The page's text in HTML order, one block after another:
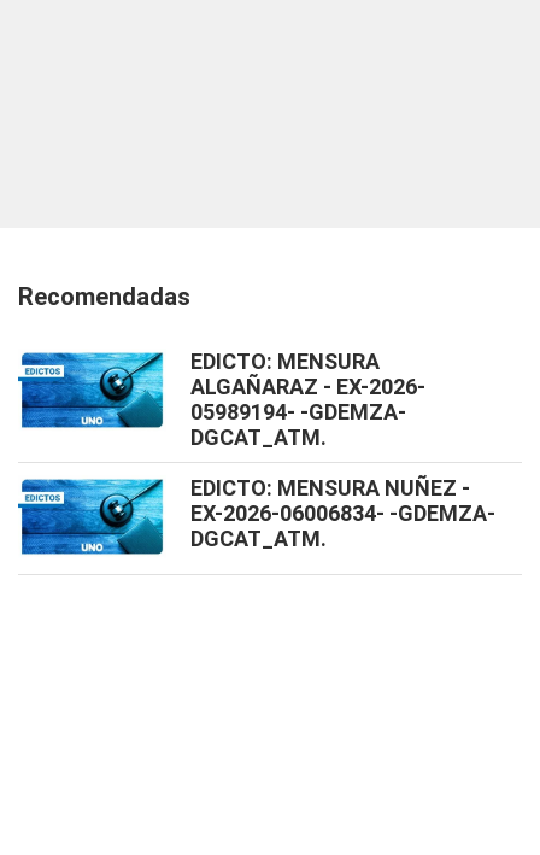
Recomendadas
EDICTO: MENSURA
ALGAÑARAZ - EX-2026-
05989194- -GDEMZA-
DGCAT_ATM.
EDICTO: MENSURA NUÑEZ -
EX-2026-06006834- -GDEMZA-
DGCAT_ATM.